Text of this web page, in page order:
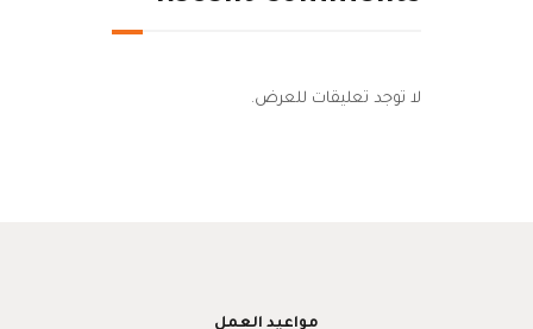
لا توجد تعليقات للعرض.
مواعيد العمل